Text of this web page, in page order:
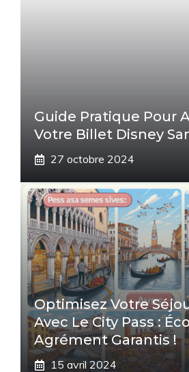
Guide Pratique Pour
Votre Billet Disney
27 octobre 2024
Optimisez Votre
Avec Le City Pass :
Agrément Garantis !
15 avril 2024